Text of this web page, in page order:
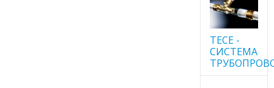
TECE -
CИСТЕМА